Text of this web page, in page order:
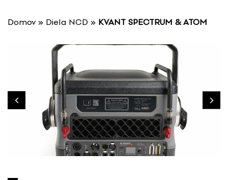
Domov » Diela NCD » KVANT SPECTRUM & ATOM